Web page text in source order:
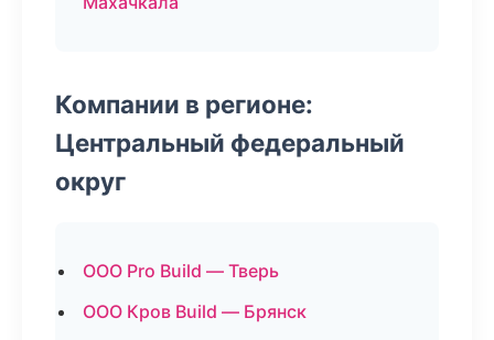
Компании в регионе:
Центральный федеральный
округ
ООО Pro Build — Тверь
ООО Кров Build — Брянск